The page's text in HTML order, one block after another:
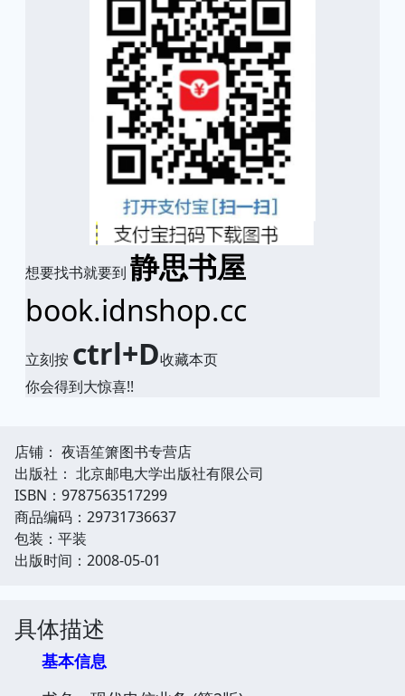
想要找书就要到 静思书屋
book.idnshop.cc
立刻按 ctrl+D收藏本页
你会得到大惊喜!!
店铺： 夜语笙箫图书专营店
出版社： 北京邮电大学出版社有限公司
ISBN：9787563517299
商品编码：29731736637
包装：平装
出版时间：2008-05-01
具体描述
基本信息